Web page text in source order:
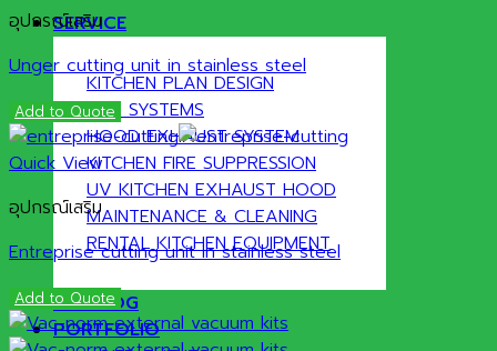
SERVICE
KITCHEN PLAN DESIGN
GAS SYSTEMS
HOOD EXHAUST SYSTEM
KITCHEN FIRE SUPPRESSION
UV KITCHEN EXHAUST HOOD
MAINTENANCE & CLEANING
RENTAL KITCHEN EQUIPMENT
CATALOG
PORTFOLIO
อุปกรณ์เสริม
Unger cutting unit in stainless steel
Add to Quote
Quick View
อุปกรณ์เสริม
Entreprise cutting unit in stainless steel
Add to Quote